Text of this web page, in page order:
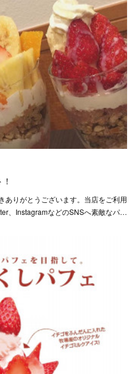
ありがとうございます。当店をご利用
、InstagramなどのSNSへ素敵なパ…